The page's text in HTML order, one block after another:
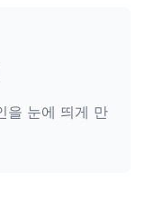
을 눈에 띄게 만